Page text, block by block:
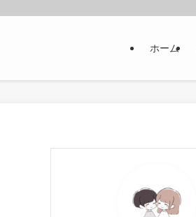
ホーム